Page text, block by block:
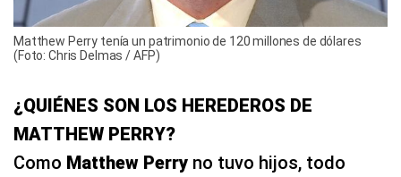
Matthew Perry tenía un patrimonio de 120 millones de dólares
(Foto: Chris Delmas / AFP)
¿QUIÉNES SON LOS HEREDEROS DE
MATTHEW PERRY?
Como Matthew Perry no tuvo hijos, todo